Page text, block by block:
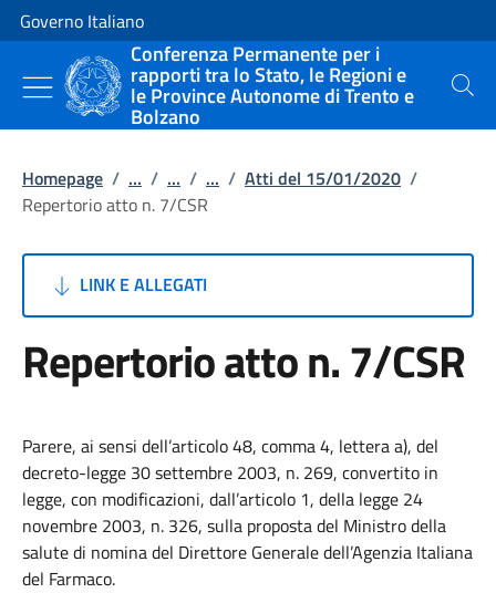
Vai al contenuto
Vai alla navigazione del sito
Governo Italiano
Conferenza Permanente per i
rapporti tra lo Stato, le Regioni e
le Province Autonome di Trento e
Bolzano
Cerca
Homepage / ... / ... / ... / Atti del 15/01/2020 /
Repertorio atto n. 7/CSR
LINK E ALLEGATI
Repertorio atto n. 7/CSR
Parere, ai sensi dell’articolo 48, comma 4, lettera a), del
decreto-legge 30 settembre 2003, n. 269, convertito in
legge, con modificazioni, dall’articolo 1, della legge 24
novembre 2003, n. 326, sulla proposta del Ministro della
salute di nomina del Direttore Generale dell’Agenzia Italiana
del Farmaco.